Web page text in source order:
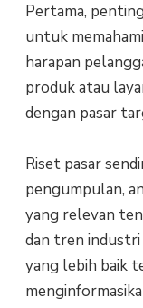
Pertama,
untuk
harapan
produk atau
dengan pasar
Riset pasar
pengumpulan,
yang relevan
dan tren industri
yang lebih baik